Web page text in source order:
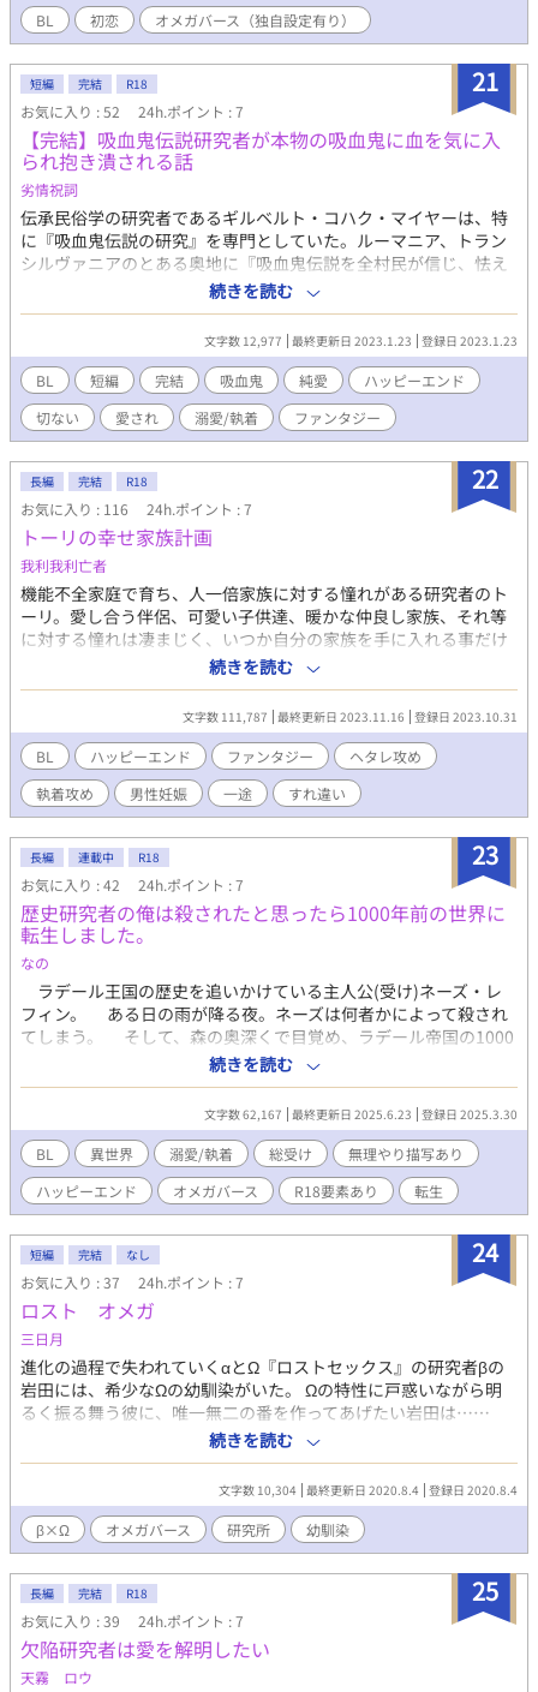
ヶ月に1回に発情期があり、α、βを強烈なフェロモンで誘うとさ
れ、自分の意思関係なく誘うため、見境なく誘うから、嫌われる
ことが多い。 αとΩには運命の番というものがあるらしい。自分だ
けの魂の番というものが……。 Ω同士の間に生まれた主人公 ま
た、特異体質を持っていた……。 そんな彼に惹かれたα。 自分の
性別に囚われつづけているΩと、 その子に初めての恋をするαの話
BL 初恋 オメガバース（独自設定有り）
21
短編 完結 R18
お気に入り : 52 24h.ポイント : 7
【完結】吸血鬼伝説研究者が本物の吸血鬼に血を気に入
られ抱き潰される話
劣情祝詞
伝承民俗学の研究者であるギルベルト・コハク・マイヤーは、特
に『吸血鬼伝説の研究』を専門としていた。ルーマニア、トラン
シルヴァニアのとある奥地に『吸血鬼伝説を全村民が信じ、怯え
暮らしている村がある』という噂を耳にしたギルは、その村にフ
ィールドワークに出かける。そこには、伝承上の生き物のはずの
『本物の吸血鬼』が暮らしていた。血の匂いを気に入られてしま
ったギルは襲われ、吸血という究極の絶頂に至らしめられてしま
う。 「嗚呼なんと甘美で芳醇な味わい！細胞の一つ一つが震え
る！貴様の血は『最高』だ、コハク！」 「あぁ”……ぁ”……ぁ
♡」 ※死ネタがあります（メイン2人は死にません） ※男女の恋
愛未満表現があります ※本編完結済み ※ご希望がありましたら番
外編を投稿する予定です
続きを読む
文字数 12,977 最終更新日 2023.1.23 登録日 2023.1.23
BL 短編 完結 吸血鬼 純愛
ハッピーエンド
切ない
愛され 溺愛/執着 ファンタジー
22
長編 完結 R18
お気に入り : 116 24h.ポイント : 7
トーリの幸せ家族計画
我利我利亡者
機能不全家庭で育ち、人一倍家族に対する憧れがある研究者のト
ーリ。愛し合う伴侶、可愛い子供達、暖かな仲良し家族、それ等
に対する憧れは凄まじく、いつか自分の家族を手に入れる事だけ
を目標に辛い人生を耐え忍んできた。しかし、結婚目前で男性不
妊が発覚し婚約破棄されてしまう。子供や家庭を持つ事は夢のま
まに終わるのかと思われたが、どうしても自分の家族を持つ夢を
諦めきれなかったトーリは悔しさと悲しみをバネに、男性側が妊
娠する事で子供を授かれる魔法を開発した。これで自分も結婚で
きる、家族が持てると大喜びするトーリだったが、ある問題に気
がつく。「結婚を阻害する問題は取り除けたけど、肝心の結婚す
る相手がいねぇ……!」。こうして、トーリの素敵な結婚相手探し
が始まる! 有能なのに恋愛事になるとヘタレる大公子×暖かい家庭
が欲しくて奮闘する研究者 ※注意 本編では妊娠可能なだけで妊娠
出産は匂わせ程度です。
続きを読む
文字数 111,787 最終更新日 2023.11.16 登録日 2023.10.31
BL ハッピーエンド ファンタジー
ヘタレ攻め
執着攻め
男性妊娠 一途 すれ違い
23
長編 連載中 R18
お気に入り : 42 24h.ポイント : 7
歴史研究者の俺は殺されたと思ったら1000年前の世界に
転生しました。
なの
ラデール王国の歴史を追いかけている主人公(受け)ネーズ・レ
フィン。 ある日の雨が降る夜。ネーズは何者かによって殺され
てしまう。 そして、森の奥深くで目覚め、ラデール帝国の1000
年前の貴族、シルヴィ・クラヴェンスになっていた。ネーズはシ
ルヴィとしての人生を受け入れ、さまざまな人と出会っていく。
少しだけ暗い話になりますが、ハッピーエンド保証付きです。
追・タイトルを少し変更させていただきました。
続きを読む
文字数 62,167 最終更新日 2025.6.23 登録日 2025.3.30
BL 異世界 溺愛/執着 総受け
無理やり描写あり
ハッピーエンド
オメガバース R18要素あり 転生
24
短編 完結 なし
お気に入り : 37 24h.ポイント : 7
ロスト オメガ
三日月
進化の過程で失われていくαとΩ『ロストセックス』の研究者βの
岩田には、希少なΩの幼馴染がいた。 Ωの特性に戸惑いながら明
るく振る舞う彼に、唯一無二の番を作ってあげたい岩田は⋯⋯
BLove様第三回短編小説コンテストテーマ『世紀末オメガバー
ス』応募作品第一弾
続きを読む
文字数 10,304 最終更新日 2020.8.4 登録日 2020.8.4
β×Ω オメガバース 研究所 幼馴染
25
長編 完結 R18
お気に入り : 39 24h.ポイント : 7
欠陥研究者は愛を解明したい
天霧 ロウ